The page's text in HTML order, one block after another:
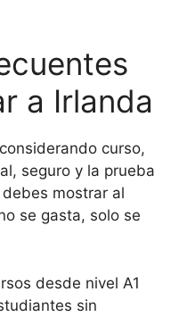
a Irlanda
curso,
seguro y la prueba
mostrar al
se gasta, solo se
desde nivel A1
sin